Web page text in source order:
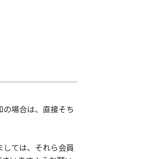
場合は、直接そち
ては、それら会員